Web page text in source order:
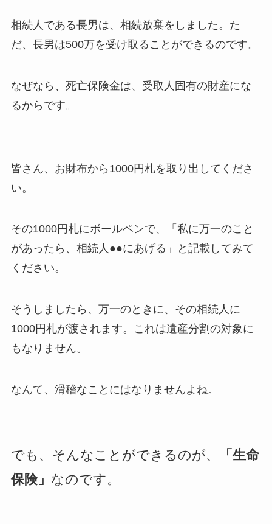
相続人である長男は、相続放棄をしました。た
だ、長男は500万を受け取ることができるのです。
なぜなら、死亡保険金は、受取人固有の財産にな
るからです。
皆さん、お財布から1000円札を取り出してくださ
い。
その1000円札にボールペンで、「私に万一のこと
があったら、相続人●●にあげる」と記載してみて
ください。
そうしましたら、万一のときに、その相続人に
1000円札が渡されます。これは遺産分割の対象に
もなりません。
なんて、滑稽なことにはなりませんよね。
でも、そんなことができるのが、
「生命
保険」 なのです。